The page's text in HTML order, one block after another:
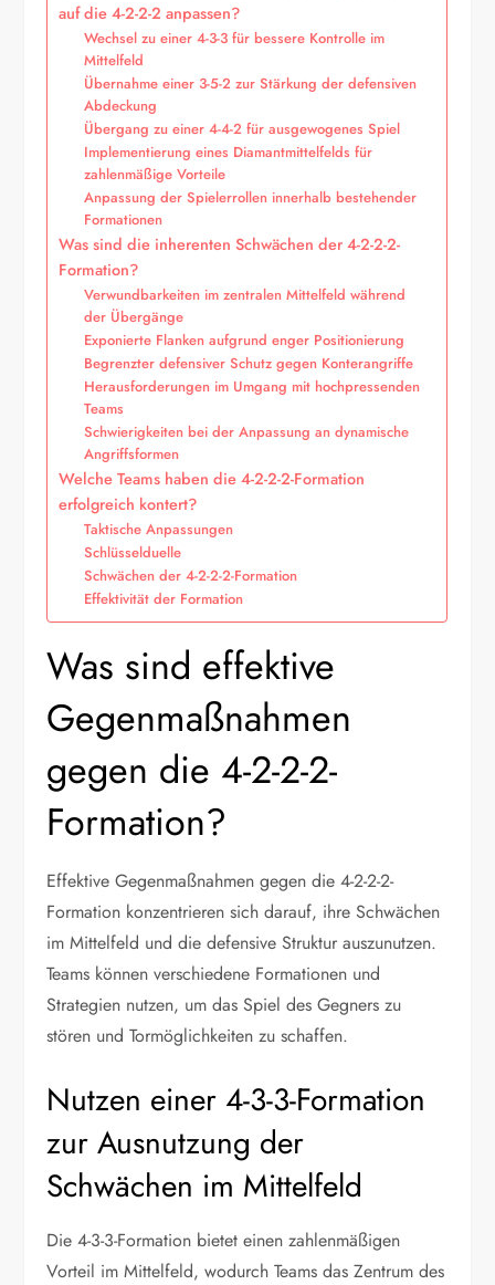
auf die 4-2-2-2 anpassen?
Wechsel zu einer 4-3-3 für bessere Kontrolle im
Mittelfeld
Übernahme einer 3-5-2 zur Stärkung der defensiven
Abdeckung
Übergang zu einer 4-4-2 für ausgewogenes Spiel
Implementierung eines Diamantmittelfelds für
zahlenmäßige Vorteile
Anpassung der Spielerrollen innerhalb bestehender
Formationen
Was sind die inherenten Schwächen der 4-2-2-2-
Formation?
Verwundbarkeiten im zentralen Mittelfeld während
der Übergänge
Exponierte Flanken aufgrund enger Positionierung
Begrenzter defensiver Schutz gegen Konterangriffe
Herausforderungen im Umgang mit hochpressenden
Teams
Schwierigkeiten bei der Anpassung an dynamische
Angriffsformen
Welche Teams haben die 4-2-2-2-Formation
erfolgreich kontert?
Taktische Anpassungen
Schlüsselduelle
Schwächen der 4-2-2-2-Formation
Effektivität der Formation
Was sind effektive
Gegenmaßnahmen
gegen die 4-2-2-2-
Formation?
Effektive Gegenmaßnahmen gegen die 4-2-2-2-
Formation konzentrieren sich darauf, ihre Schwächen
im Mittelfeld und die defensive Struktur auszunutzen.
Teams können verschiedene Formationen und
Strategien nutzen, um das Spiel des Gegners zu
stören und Tormöglichkeiten zu schaffen.
Nutzen einer 4-3-3-Formation
zur Ausnutzung der
Schwächen im Mittelfeld
Die 4-3-3-Formation bietet einen zahlenmäßigen
Vorteil im Mittelfeld, wodurch Teams das Zentrum des